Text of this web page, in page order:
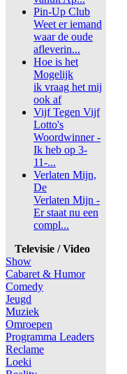
Pin-Up Club
Weet er iemand
waar de oude
afleverin...
Hoe is het
Mogelijk
ik vraag het mij
ook af
Vijf Tegen Vijf
Lotto's
Woordwinner -
Ik heb op 3-
11-...
Verlaten Mijn,
De
Verlaten Mijn -
Er staat nu een
compl...
Televisie / Video
Show
Cabaret & Humor
Comedy
Jeugd
Muziek
Omroepen
Programma Leaders
Reclame
Loeki